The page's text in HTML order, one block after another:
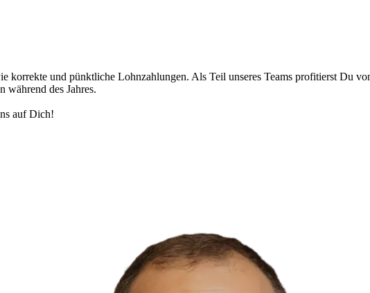
korrekte und pünktliche Lohnzahlungen. Als Teil unseres Teams profitierst Du
während des Jahres.
auf Dich!